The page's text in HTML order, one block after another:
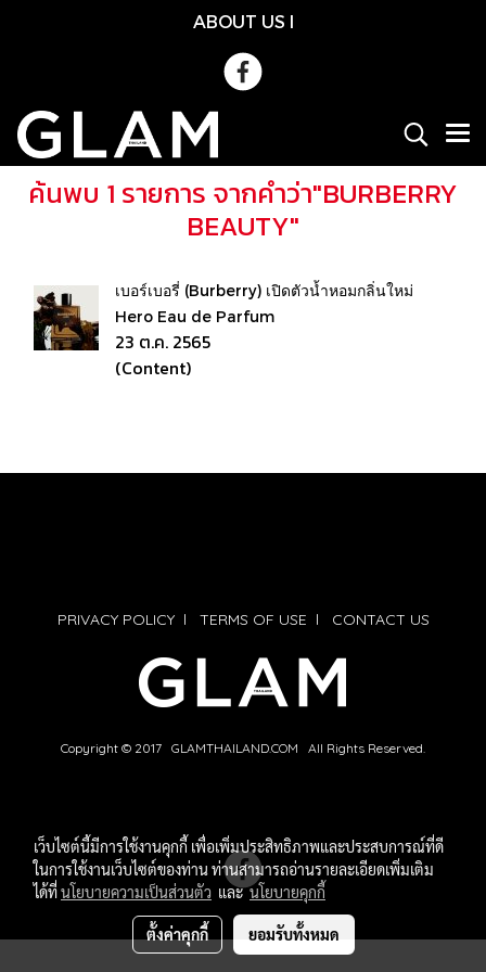
ABOUT US l
ค้นพบ 1 รายการ จากคำว่า"BURBERRY
BEAUTY"
เบอร์เบอรี่ (Burberry) เปิดตัวน้ำหอมกลิ่นใหม่
Hero Eau de Parfum
23 ต.ค. 2565
(Content)
PRIVACY POLICYl TERMS OF USE l CONTACT US
Copyright © 2017 GLAMTHAILAND.COM All Rights Reserved.
เว็บไซต์นี้มีการใช้งานคุกกี้ เพื่อเพิ่มประสิทธิภาพและประสบการณ์ที่ดี
ในการใช้งานเว็บไซต์ของท่าน ท่านสามารถอ่านรายละเอียดเพิ่มเติม
ได้ที่นโยบายความเป็นส่วนตัว และนโยบายคุกกี้
ตั้งค่าคุกกี้ ยอมรับทั้งหมด